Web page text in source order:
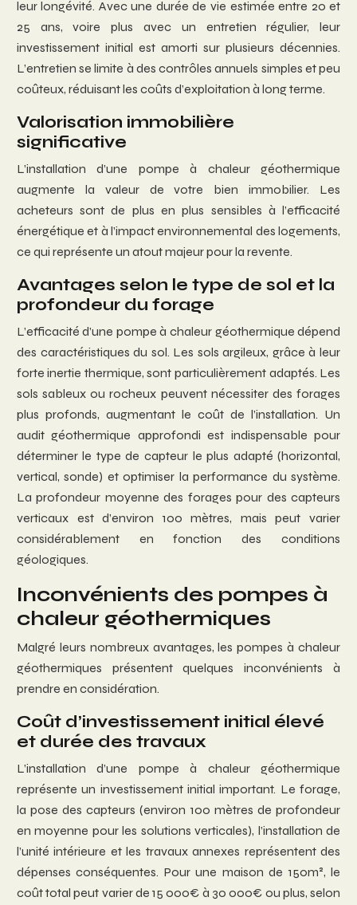
leur longévité. Avec une durée de vie estimée entre 20 et
25 ans, voire plus avec un entretien régulier, leur
investissement initial est amorti sur plusieurs décennies.
L’entretien se limite à des contrôles annuels simples et peu
coûteux, réduisant les coûts d’exploitation à long terme.
Valorisation immobilière
significative
L’installation d’une pompe à chaleur géothermique
augmente la valeur de votre bien immobilier. Les
acheteurs sont de plus en plus sensibles à l’efficacité
énergétique et à l’impact environnemental des logements,
ce qui représente un atout majeur pour la revente.
Avantages selon le type de sol et la
profondeur du forage
L’efficacité d’une pompe à chaleur géothermique dépend
des caractéristiques du sol. Les sols argileux, grâce à leur
forte inertie thermique, sont particulièrement adaptés. Les
sols sableux ou rocheux peuvent nécessiter des forages
plus profonds, augmentant le coût de l’installation. Un
audit géothermique approfondi est indispensable pour
déterminer le type de capteur le plus adapté (horizontal,
vertical, sonde) et optimiser la performance du système.
La profondeur moyenne des forages pour des capteurs
verticaux est d’environ 100 mètres, mais peut varier
considérablement en fonction des conditions
géologiques.
Inconvénients des pompes à
chaleur géothermiques
Malgré leurs nombreux avantages, les pompes à chaleur
géothermiques présentent quelques inconvénients à
prendre en considération.
Coût d’investissement initial élevé
et durée des travaux
L’installation d’une pompe à chaleur géothermique
représente un investissement initial important. Le forage,
la pose des capteurs (environ 100 mètres de profondeur
en moyenne pour les solutions verticales), l’installation de
l’unité intérieure et les travaux annexes représentent des
dépenses conséquentes. Pour une maison de 150m², le
coût total peut varier de 15 000€ à 30 000€ ou plus, selon